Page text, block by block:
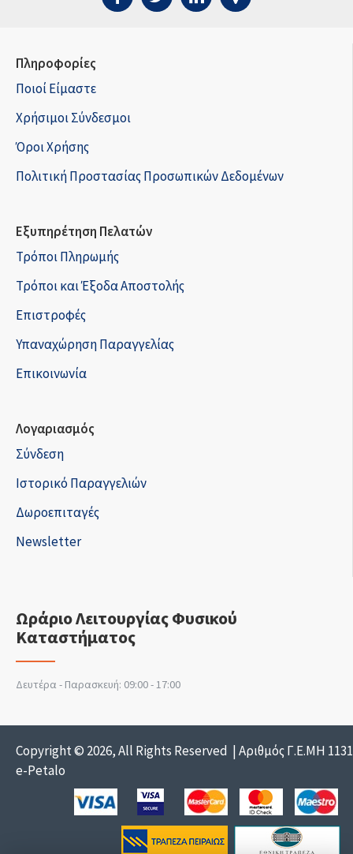
Πληροφορίες
Ποιοί Είμαστε
Χρήσιμοι Σύνδεσμοι
Όροι Χρήσης
Πολιτική Προστασίας Προσωπικών Δεδομένων
Εξυπηρέτηση Πελατών
Τρόποι Πληρωμής
Τρόποι και Έξοδα Αποστολής
Επιστροφές
Υπαναχώρηση Παραγγελίας
Επικοινωνία
Λογαριασμός
Σύνδεση
Ιστορικό Παραγγελιών
Δωροεπιταγές
Newsletter
Ωράριο Λειτουργίας Φυσικού
Καταστήματος
Δευτέρα - Παρασκευή: 09:00 - 17:00
Copyright © 2026, All Rights Reserved | Αριθμός Γ.Ε.ΜΗ
e-Petalo